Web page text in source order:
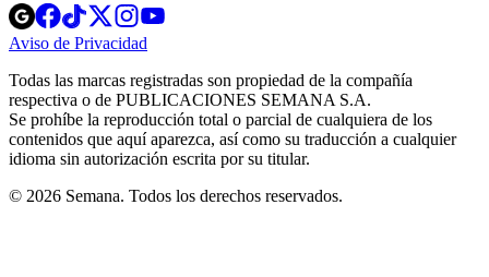
Opens
in
new
Opens
in
new
Opens
in
new
window
Opens
new
windowwindow
Aviso de Privacidad
new
window
Todas las marcas registradas son propiedad de la compañía
respectiva o de PUBLICACIONES SEMANA S.A.
Se prohíbe la reproducción total o parcial de cualquiera de los
contenidos que aquí aparezca, así como su traducción a cualquier
idioma sin autorización escrita por su titular.
© 2026 Semana. Todos los derechos reservados.